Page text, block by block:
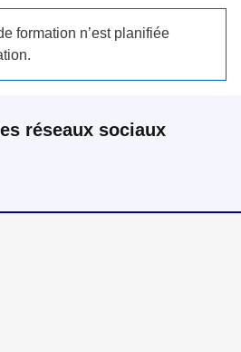
formation n’est planifiée
réseaux sociaux